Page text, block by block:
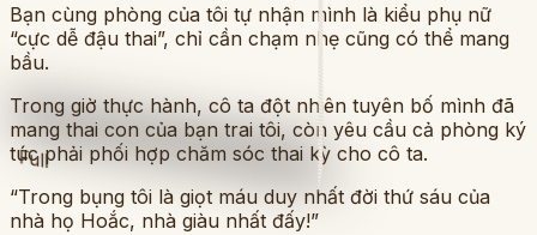
Full
Bạn cùng phòng của tôi tự nhận mình là kiểu phụ nữ
“cực dễ đậu thai”, chỉ cần chạm nhẹ cũng có thể mang
bầu.
Trong giờ thực hành, cô ta đột nhiên tuyên bố mình đã
mang thai con của bạn trai tôi, còn yêu cầu cả phòng ký
túc phải phối hợp chăm sóc thai kỳ cho cô ta.
“Trong bụng tôi là giọt máu duy nhất đời thứ sáu của
nhà họ Hoắc, nhà giàu nhất đấy!”